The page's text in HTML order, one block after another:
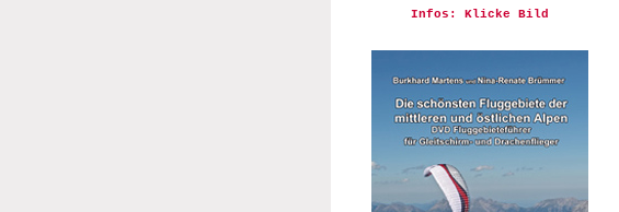
Infos: Klicke Bild